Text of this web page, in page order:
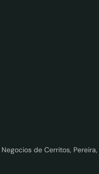
de Cerritos, Pereira,